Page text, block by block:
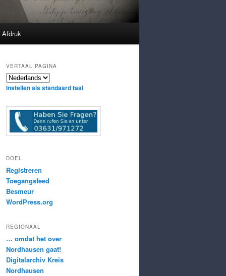
Afdruk
VERTAAL PAGINA
Instellen als standaard taal
DOEL
Registreren
Toegangsfeed
Besmeur
WordPress.org
REGIONAAL
… omdat het over
Nordhausen gaat!
Digitalarchiv Kreis
Nordhausen